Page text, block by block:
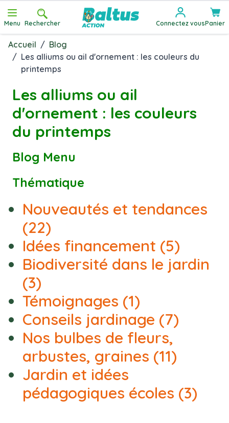
Menu Rechercher Connectez vousPanier
Accueil / Blog
/ Les alliums ou ail d'ornement : les couleurs du
printemps
Les alliums ou ail
d'ornement : les couleurs
du printemps
Blog Menu
Thématique
Nouveautés et tendances
(22)
Idées financement (5)
Biodiversité dans le jardin
(3)
Témoignages (1)
Conseils jardinage (7)
Nos bulbes de fleurs,
arbustes, graines (11)
Jardin et idées
pédagogiques écoles (3)